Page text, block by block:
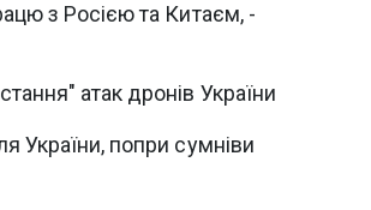
з Росією та Китаєм, -
атак дронів України
України, попри сумніви